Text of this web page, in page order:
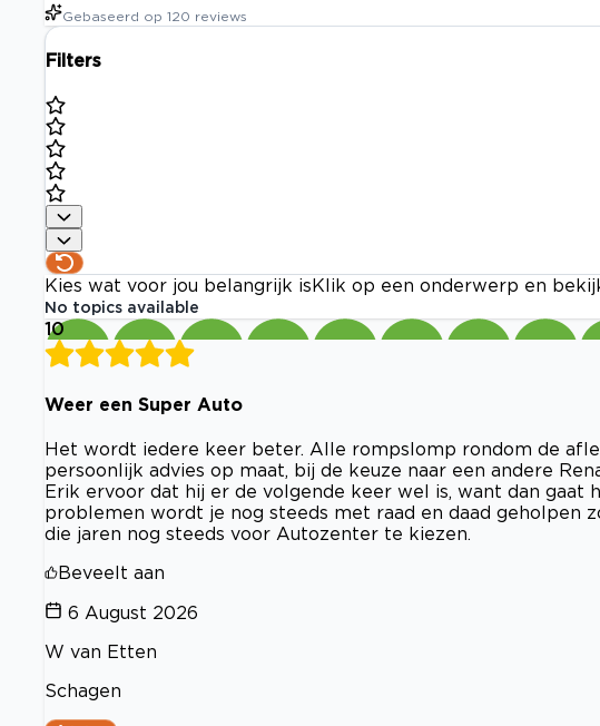
Gebaseerd op 120 reviews
Filters
Kies wat voor jou belangrijk is Klik op een onderwerp en
No topics available
10
Weer een Super Auto
Het wordt iedere keer beter. Alle rompslomp rondom de
persoonlijk advies op maat, bij de keuze naar een andere
Erik ervoor dat hij er de volgende keer wel is, want dan gaat
problemen wordt je nog steeds met raad en daad geholpen
die jaren nog steeds voor Autozenter te kiezen.
Beveelt aan
6 August 2026
W van Etten
Schagen